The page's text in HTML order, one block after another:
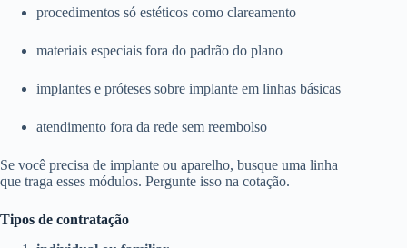
procedimentos só estéticos como clareamento
materiais especiais fora do padrão do plano
implantes e próteses sobre implante em linhas básicas
atendimento fora da rede sem reembolso
Se você precisa de implante ou aparelho, busque uma linha
que traga esses módulos. Pergunte isso na cotação.
Tipos de contratação